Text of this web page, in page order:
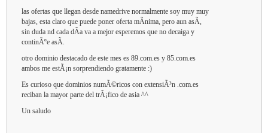
las ofertas que llegan desde namedrive normalmente soy muy muy
bajas, esta claro que puede poner oferta mÃ­nima, pero aun asÃ­,
sin duda nd cada dÃ­a va a mejor esperemos que no decaiga y
continÃºe asÃ­.
otro dominio destacado de este mes es 89.com.es y 85.com.es
ambos me estÃ¡n sorprendiendo gratamente :)
Es curioso que dominios numÃ©ricos con extensiÃ³n .com.es
reciban la mayor parte del trÃ¡fico de asia ^^
Un saludo